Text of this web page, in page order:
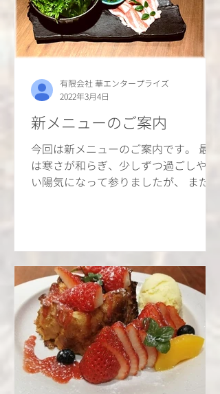
新メニューのご案内
今回は新メニューのご案内です。 最近
は寒さが和らぎ、少しずつ過ごしやす
い陽気になって参りましたが、 まだま
レタスのしゃぶしゃぶ」のご紹介で
す。...
有限会社 華エンタープライズ
2022年3月4日